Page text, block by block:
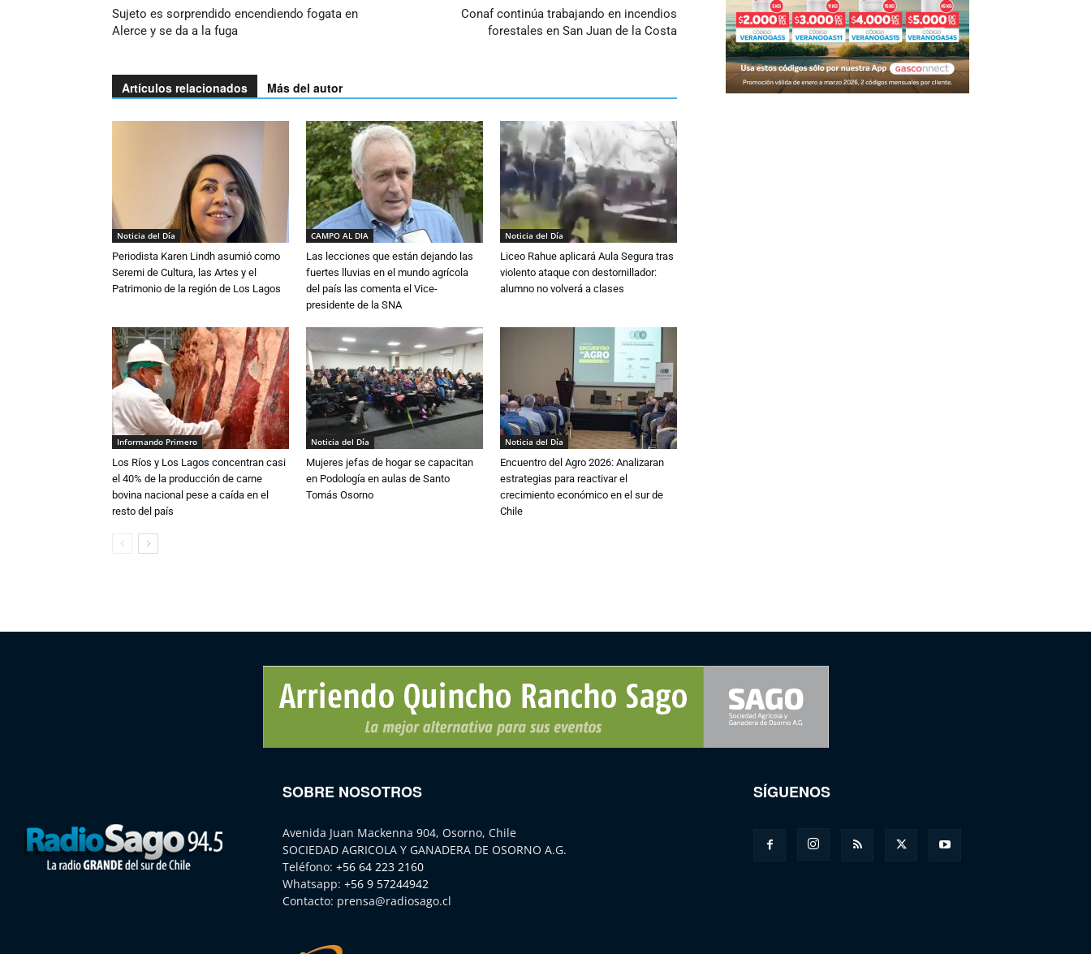
Sujeto es sorprendido encendiendo fogata en
Alerce y se da a la fuga
Conaf continúa trabajando en incendios
forestales en San Juan de la Costa
Artículos relacionados Más del autor
Noticia del Día
Periodista Karen Lindh asumió como
Seremi de Cultura, las Artes y el
Patrimonio de la región de Los Lagos
CAMPO AL DIA
Las lecciones que están dejando las
fuertes lluvias en el mundo agrícola
del país las comenta el Vice-
presidente de la SNA
Noticia del Día
Liceo Rahue aplicará Aula Segura tras
violento ataque con destornillador:
alumno no volverá a clases
Informando Primero
Los Ríos y Los Lagos concentran casi
el 40% de la producción de carne
bovina nacional pese a caída en el
resto del país
Noticia del Día
Mujeres jefas de hogar se capacitan
en Podología en aulas de Santo
Tomás Osorno
Noticia del Día
Encuentro del Agro 2026: Analizaran
estrategias para reactivar el
crecimiento económico en el sur de
Chile
SOBRE NOSOTROS
Avenida Juan Mackenna 904, Osorno, Chile
SOCIEDAD AGRICOLA Y GANADERA DE OSORNO A.G.
Teléfono: +56 64 223 2160
Whatsapp: +56 9 57244942
Contacto: prensa@radiosago.cl
SÍGUENOS